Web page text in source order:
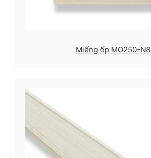
Miếng ốp MO250-N8